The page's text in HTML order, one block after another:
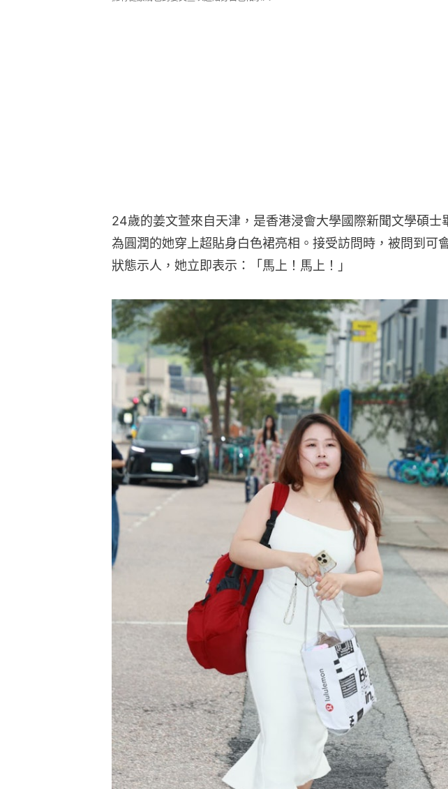
24歲的姜文萱來自天津，是香港浸會大學國際新聞文學碩士
為圓潤的她穿上超貼身白色裙亮相。接受訪問時，被問到可
狀態示人，她立即表示：「馬上！馬上！」